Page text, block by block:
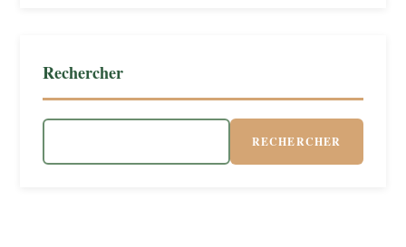
Rechercher
RECHERCHER